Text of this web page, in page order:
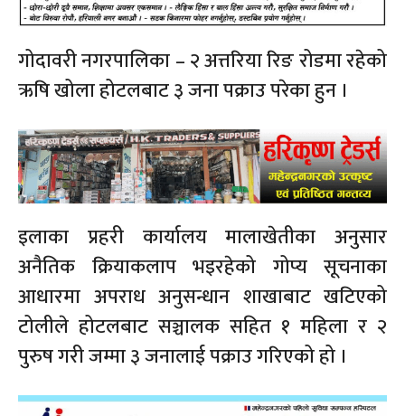
गोदावरी नगरपालिका – २ अत्तरिया रिङ रोडमा रहेको
ऋषि खोला होटलबाट ३ जना पक्राउ परेका हुन ।
इलाका प्रहरी कार्यालय मालाखेतीका अनुसार
अनैतिक क्रियाकलाप भइरहेको गोप्य सूचनाका
आधारमा अपराध अनुसन्धान शाखाबाट खटिएको
टोलीले होटलबाट सञ्चालक सहित १ महिला र २
पुरुष गरी जम्मा ३ जनालाई पक्राउ गरिएको हो ।